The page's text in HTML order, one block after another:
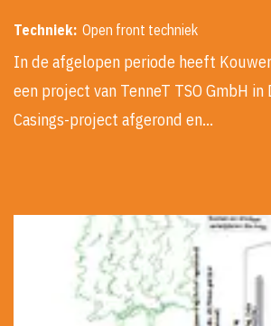
Techniek: Open front techniek
In de afgelopen periode heeft
een project van TenneT TSO GmbH
Casings-project afgerond en…